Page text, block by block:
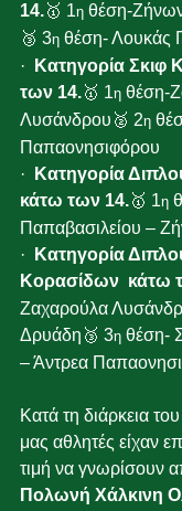
14.🥇 1η θέση-
🥉 3η θέση- Λουκάς
·
Κατηγορία Σκιφ
των 14.🥇 1η θέση-
Λυσάνδρου🥈 2η
Παπαονησιφόρου
·
Κατηγορία
κάτω των 14.🥇 1η
Παπαβασιλείου –
·
Κατηγορία
Κορασίδων  κάτω
Ζαχαρούλα
Δρυάδη🥉 3η θέση-
– Άντρεα
Κατά τη διάρκεια του
μας αθλητές είχαν
τιμή να γνωρίσουν
Πολωνή Χάλκινη